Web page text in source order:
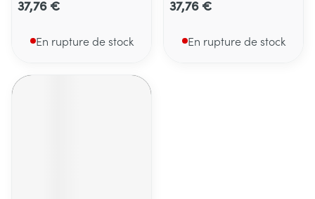
37,76 €
En rupture de stock
37,76 €
En rupture de stock